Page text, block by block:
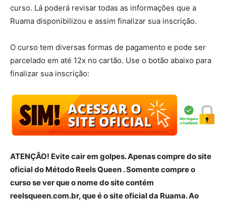
curso. Lá poderá revisar todas as informações que a
Ruama disponibilizou e assim finalizar sua inscrição.
O curso tem diversas formas de pagamento e pode ser
parcelado em até 12x no cartão. Use o botão abaixo para
finalizar sua inscrição:
ATENÇÃO! Evite cair em golpes. Apenas compre do site
oficial do Método Reels Queen . Somente compre o
curso se ver que o nome do site contém
reelsqueen.com.br, que é o site oficial da Ruama. Ao